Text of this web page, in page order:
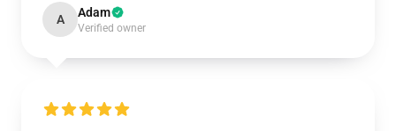
A Adam
Verified owner